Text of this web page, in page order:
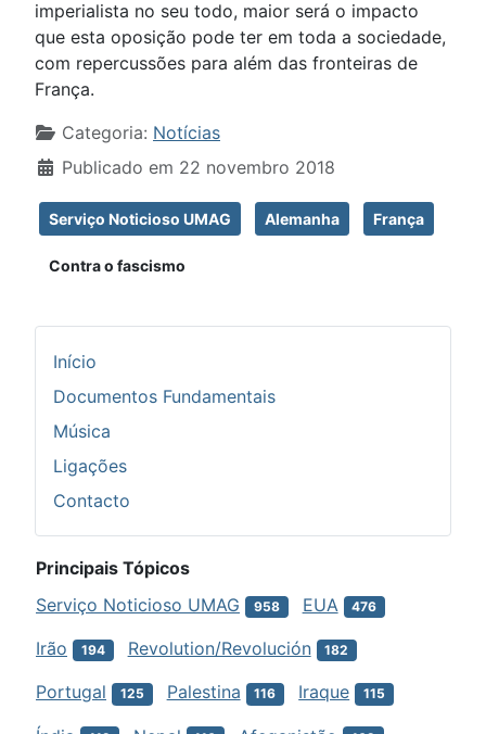
imperialista no seu todo, maior será o impacto
que esta oposição pode ter em toda a sociedade,
com repercussões para além das fronteiras de
França.
Detalhes
Categoria: Notícias
Publicado em 22 novembro 2018
Serviço Noticioso UMAG Alemanha França
Contra o fascismo
Início
Documentos Fundamentais
Música
Ligações
Contacto
Principais Tópicos
Serviço Noticioso UMAG
958 EUA 476
Irão 194 Revolution/Revolución 182
Portugal 125 Palestina 116 Iraque 115